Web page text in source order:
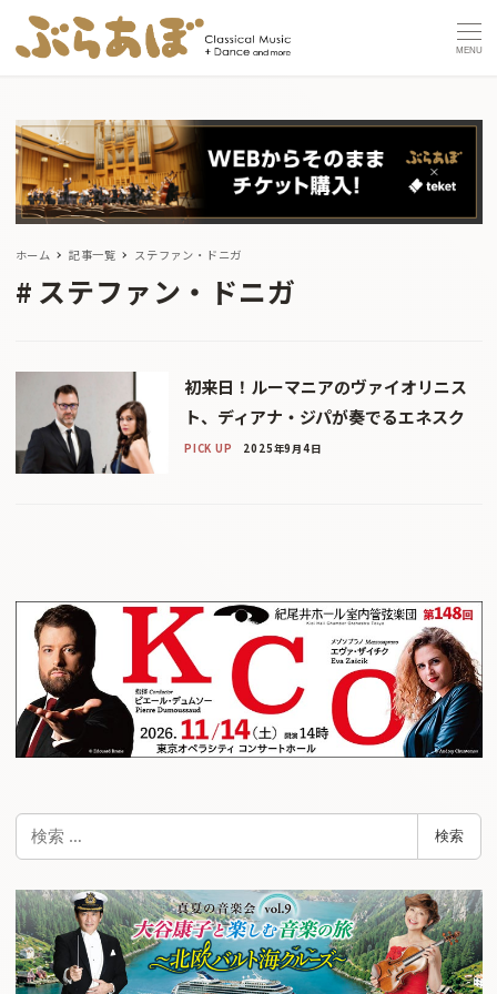
MENU
ホーム 記事一覧 ステファン・ドニガ
ステファン・ドニガ
初来日！ルーマニアのヴァイオリニス
ト、ディアナ・ジパが奏でるエネスク
PICK UP 2025年9月4日
検
検索